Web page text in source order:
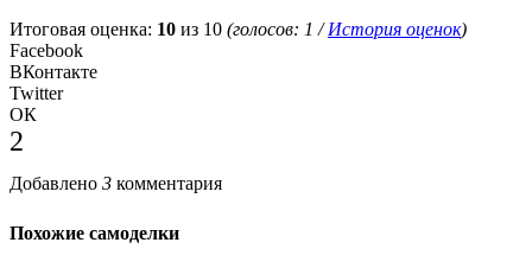
Итоговая оценка: 10 из 10 (голосов: 1 /История оценок)
Facebook
ВКонтакте
Twitter
ОК
2
Добавлено 3 комментария
Похожие самоделки